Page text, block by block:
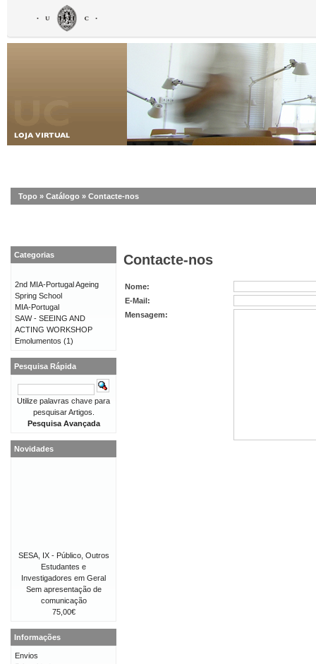
Topo » Catálogo » Contacte-nos
Contacte-nos
Nome:
E-Mail:
Mensagem:
Categorias
2nd MIA-Portugal Ageing
Spring School
MIA-Portugal
SAW - SEEING AND
ACTING WORKSHOP
Emolumentos (1)
Pesquisa Rápida
Utilize palavras chave para
pesquisar Artigos.
Pesquisa Avançada
Novidades
SESA, IX - Público, Outros
Estudantes e
Investigadores em Geral
Sem apresentação de
comunicação
75,00€
Informações
Envios